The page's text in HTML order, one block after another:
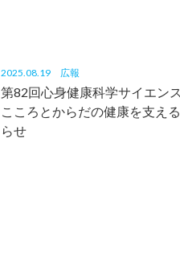
2025.08.19 広報
第82回心身健康科学サイエン
こころとからだの健康を支え
らせ